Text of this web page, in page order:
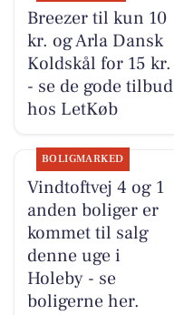
Breezer til kun 10
kr. og Arla Dansk
Koldskål for 15 kr.
- se de gode tilbud
hos LetKøb
BOLIGMARKED
Vindtoftvej 4 og 1
anden boliger er
kommet til salg
denne uge i
Holeby - se
boligerne her.